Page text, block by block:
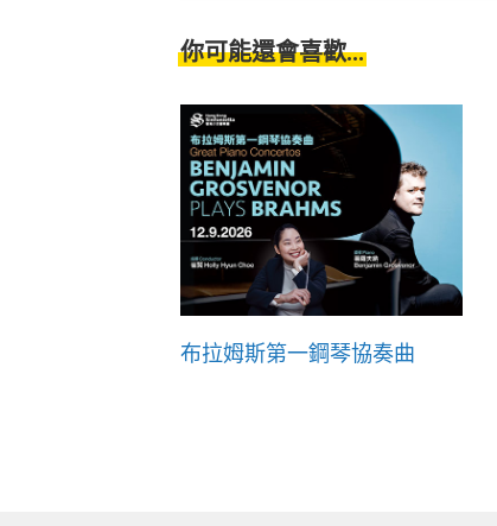
你可能還會喜歡...
布拉姆斯第一鋼琴協奏曲